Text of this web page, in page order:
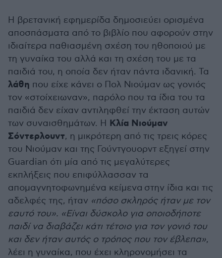
Η βρετανική εφημερίδα δημοσιεύει ορισμένα
αποσπάσματα από το βιβλίο που αφορούν στην
ιδιαίτερα παθιασμένη σχέση του ηθοποιού με
τη γυναίκα του αλλά και τη σχέση του με τα
παιδιά του, η οποία δεν ήταν πάντα ιδανική. Τα
λάθη που είχε κάνει ο Πολ Νιούμαν ως γονιός
τον «στοίχειωναν», παρόλο που τα ίδια του τα
παιδιά δεν είχαν αντιληφθεί την έκταση αυτών
των συναισθημάτων. Η Κλία Νιούμαν
Σόντερλουντ, η μικρότερη από τις τρεις κόρες
του Νιούμαν και της Γούντγουορντ εξηγεί στην
Guardian ότι μία από τις μεγαλύτερες
εκπλήξεις που επιφύλλασσαν τα
απομαγνητοφωνημένα κείμενα στην ίδια και τις
αδελφές της, ήταν «πόσο σκληρός ήταν με τον
εαυτό του». «Είναι δύσκολο για οποιοδήποτε
παιδί να διαβάζει κάτι τέτοιο για τον γονιό του
και δεν ήταν αυτός ο τρόπος που τον έβλεπα»,
λέει η γυναίκα, που έχει κληρονομήσει τα